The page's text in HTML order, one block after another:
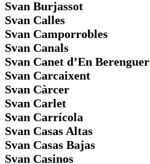
Svan Burjassot
Svan Calles
Svan Camporrobles
Svan Canals
Svan Canet d’En Berenguer
Svan Carcaixent
Svan Càrcer
Svan Carlet
Svan Carrícola
Svan Casas Altas
Svan Casas Bajas
Svan Casinos